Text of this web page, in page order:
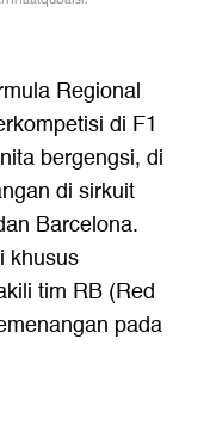
Regional
di F1
bergengsi, di
di sirkuit
Barcelona.
khusus
tim RB (Red
pada